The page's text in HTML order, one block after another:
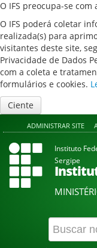
O IFS preocupa-se
O IFS poderá coletar
realizada(s) para
visitantes deste site,
Privacidade de Dados
com a coleta e
formulários e cookies.
Ciente
ADMINISTRAR SITE
Instituto
Sergipe